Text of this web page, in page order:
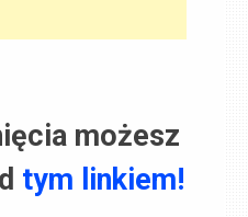
możesz
tym linkiem!